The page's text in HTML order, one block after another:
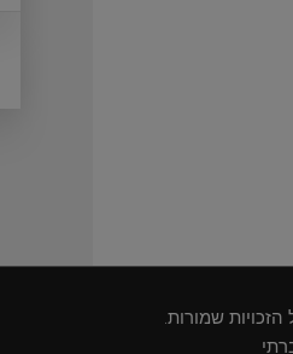
הפרטיות, תקנות הגנת הפרטיות (אבטחת מידע), וחוק הארכיונים, התשנ״א–1955. בתום התקופה,
ניהול האתר ושיפור חוויית השימוש
באמצעות שירות הצ'אט באתר,